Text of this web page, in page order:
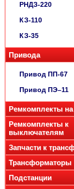
РНДЗ-220
КЗ-110
КЗ-35
Привода
Привод ПП-67
Привод ПЭ–11
Ремкомплекты
Ремкомплекты к
выключателям
Запчасти к
Трансформаторы
Подстанции